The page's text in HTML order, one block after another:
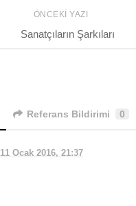
ÖNCEKI YAZI
Sanatçıların Şarkıları
Referans Bildirimi 0
11 Ocak 2016, 21:37